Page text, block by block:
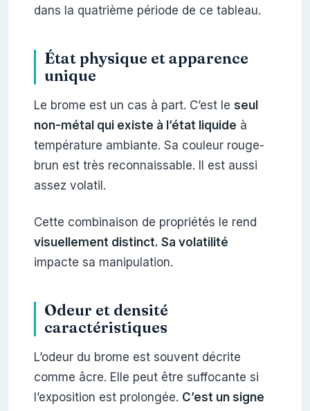
dans la quatrième période de ce tableau.
État physique et apparence
unique
Le brome est un cas à part. C’est le seul
non-métal qui existe à l’état liquide à
température ambiante. Sa couleur rouge-
brun est très reconnaissable. Il est aussi
assez volatil.
Cette combinaison de propriétés le rend
visuellement distinct. Sa volatilité
impacte sa manipulation.
Odeur et densité
caractéristiques
L’odeur du brome est souvent décrite
comme âcre. Elle peut être suffocante si
l’exposition est prolongée. C’est un signe